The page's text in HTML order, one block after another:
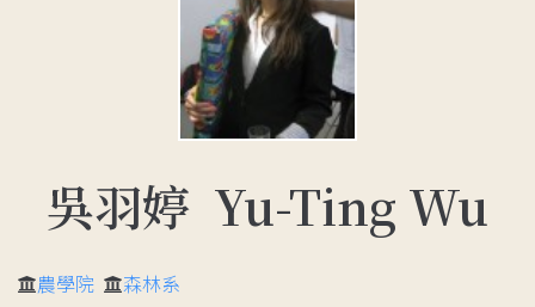
吳羽婷 Yu-Ting Wu
農學院 森林系